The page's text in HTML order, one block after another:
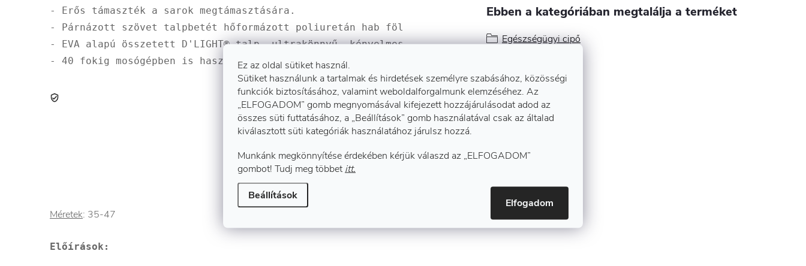
Ez az oldal sütiket használ.
Sütiket használunk a tartalmak és hirdetések személyre szabásához, közösségi
funkciók biztosításához, valamint weboldalforgalmunk elemzéséhez. Az
„ELFOGADOM” gomb megnyomásával kifejezett hozzájárulásodat adod az
összes süti futtatásához, a „Beállítások” gomb használatával csak az általad
kiválasztott süti kategóriák használatához járulsz hozzá.
Munkánk megkönnyítése érdekében kérjük válaszd az „ELFOGADOM”
gombot! Tudj meg többetitt.
Beállítások
Elfogadom
- Erős támaszték a sarok megtámasztására.
- Párnázott szövet talpbetét hőformázott poliuretán hab fölött antibakteriális kezeléssel és aktív szénnel.
- EVA alapú összetett D'LIGHT® talp, ultrakönnyű, kényelmes, rugalmas és csúszásmentes, lapos betét kialakítással,
- 40 fokig mosógépben is használható.
Méretek: 35-47
Előírások :
Ebben a kategóriában megtalálja a terméket
Egészségügyi cipő